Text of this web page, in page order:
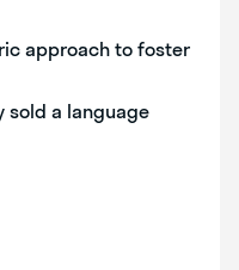
approach to foster
sold a language